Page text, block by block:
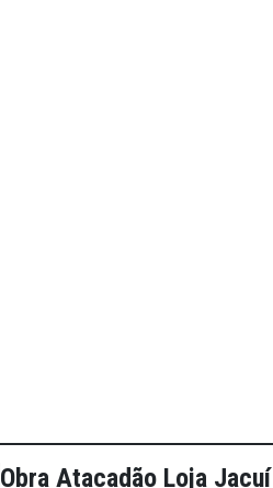
Obra Atacadão Loja Jacuí